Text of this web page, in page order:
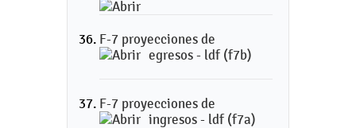
F-7 proyecciones de
egresos - ldf (f7b)
F-7 proyecciones de
ingresos - ldf (f7a)